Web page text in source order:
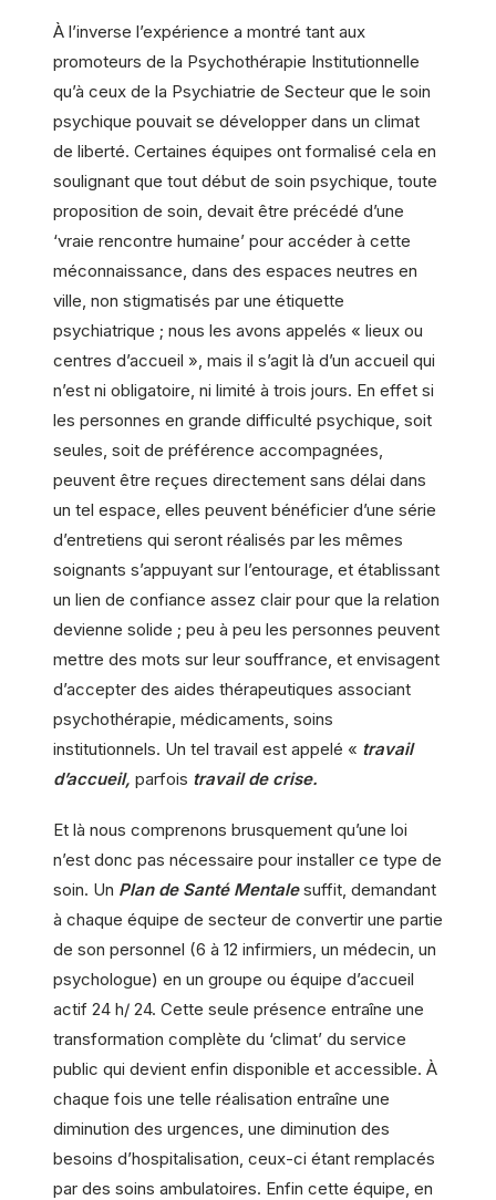
À l’inverse l’expérience a montré tant aux
promoteurs de la Psychothérapie Institutionnelle
qu’à ceux de la Psychiatrie de Secteur que le soin
psychique pouvait se développer dans un climat
de liberté. Certaines équipes ont formalisé cela en
soulignant que tout début de soin psychique, toute
proposition de soin, devait être précédé d’une
‘vraie rencontre humaine’ pour accéder à cette
méconnaissance, dans des espaces neutres en
ville, non stigmatisés par une étiquette
psychiatrique ; nous les avons appelés « lieux ou
centres d’accueil », mais il s’agit là d’un accueil qui
n’est ni obligatoire, ni limité à trois jours. En effet si
les personnes en grande difficulté psychique, soit
seules, soit de préférence accompagnées,
peuvent être reçues directement sans délai dans
un tel espace, elles peuvent bénéficier d’une série
d’entretiens qui seront réalisés par les mêmes
soignants s’appuyant sur l’entourage, et établissant
un lien de confiance assez clair pour que la relation
devienne solide ; peu à peu les personnes peuvent
mettre des mots sur leur souffrance, et envisagent
d’accepter des aides thérapeutiques associant
psychothérapie, médicaments, soins
institutionnels. Un tel travail est appelé « travail
d’accueil, parfois travail de crise.
Et là nous comprenons brusquement qu’une loi
n’est donc pas nécessaire pour installer ce type de
soin. Un Plan de Santé Mentale suffit, demandant
à chaque équipe de secteur de convertir une partie
de son personnel (6 à 12 infirmiers, un médecin, un
psychologue) en un groupe ou équipe d’accueil
actif 24 h/ 24. Cette seule présence entraîne une
transformation complète du ‘climat’ du service
public qui devient enfin disponible et accessible. À
chaque fois une telle réalisation entraîne une
diminution des urgences, une diminution des
besoins d’hospitalisation, ceux-ci étant remplacés
par des soins ambulatoires. Enfin cette équipe, en